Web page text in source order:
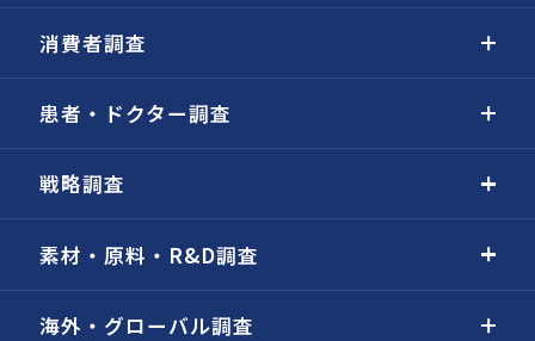
消費者調査
患者・ドクター調査
戦略調査
素材・原料・R&D調査
海外・グローバル調査